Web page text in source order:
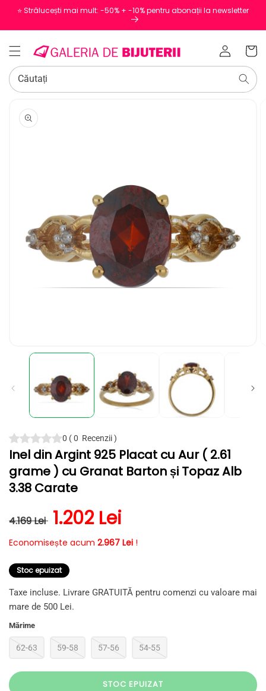
⭐️ Strălucești mai mult: -50% + -10% pentru abonații la newsletter
Conectați-
Coș
Căutați
SALT LA
DESPRE
PRODUS
conținutul
într-
modală
0 (0 Recenzii)
Inel din Argint 925 Placat cu Aur ( 2.61
grame ) cu Granat Barton și Topaz Alb
3.38 Carate
Preț obișnuit
4.169 Lei Preț redus
1.202 Lei
Economisește acum 2.967 Lei !
Stoc epuizat
Taxe incluse. Livrare GRATUITĂ pentru comenzi cu valoare mai
mare de 500 Lei.
Mărime
62-63 59-58 57-56 54-55
STOC EPUIZAT